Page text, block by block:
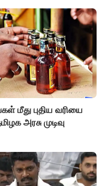
மீது புதிய வரியை
அரசு முடிவு